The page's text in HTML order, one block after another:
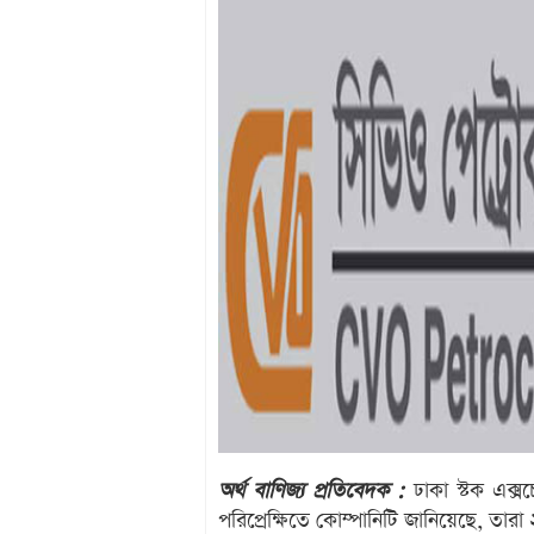
অর্থ বাণিজ্য প্রতিবেদক :ঢাকা স্টক
পরিপ্রেক্ষিতে কোম্পানিটি জানিয়েছে,